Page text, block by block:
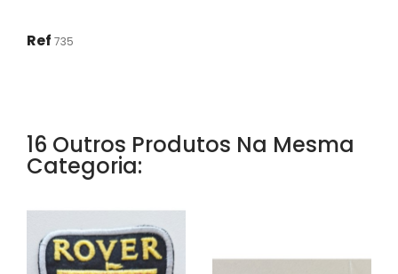
Ref 735
16 Outros Produtos Na Mesma
Categoria: